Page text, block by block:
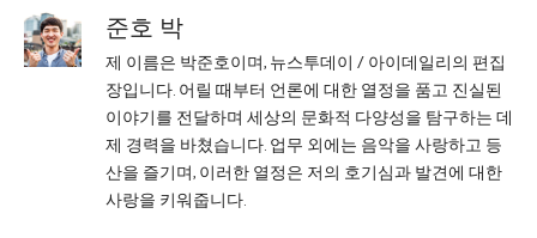
준호 박
제 이름은 박준호이며, 뉴스투데이 / 아이데일리의 편집
장입니다. 어릴 때부터 언론에 대한 열정을 품고 진실된
이야기를 전달하며 세상의 문화적 다양성을 탐구하는 데
제 경력을 바쳤습니다. 업무 외에는 음악을 사랑하고 등
산을 즐기며, 이러한 열정은 저의 호기심과 발견에 대한
사랑을 키워줍니다.